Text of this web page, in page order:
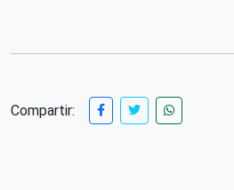
Compartir: